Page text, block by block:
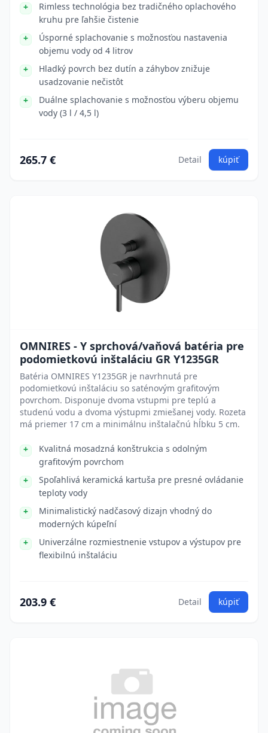
Rimless technológia bez tradičného oplachového
kruhu pre ľahšie čistenie
Úsporné splachovanie s možnosťou nastavenia
objemu vody od 4 litrov
Hladký povrch bez dutín a záhybov znižuje
usadzovanie nečistôt
Duálne splachovanie s možnosťou výberu objemu
vody (3 l / 4,5 l)
265.7 € Detail kúpiť
OMNIRES - Y sprchová/vaňová batéria pre
podomietkovú inštaláciu GR Y1235GR
Batéria OMNIRES Y1235GR je navrhnutá pre
podomietkovú inštaláciu so saténovým grafitovým
povrchom. Disponuje dvoma vstupmi pre teplú a
studenú vodu a dvoma výstupmi zmiešanej vody. Rozeta
má priemer 17 cm a minimálnu inštalačnú hĺbku 5 cm.
Kvalitná mosadzná konštrukcia s odolným
grafitovým povrchom
Spoľahlivá keramická kartuša pre presné ovládanie
teploty vody
Minimalistický nadčasový dizajn vhodný do
moderných kúpeľní
Univerzálne rozmiestnenie vstupov a výstupov pre
flexibilnú inštaláciu
203.9 € Detail kúpiť